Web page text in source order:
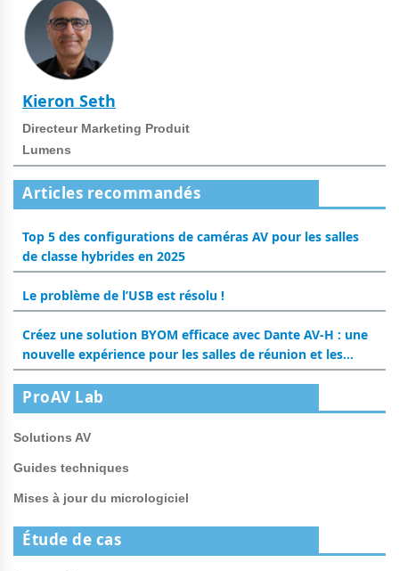
Kieron Seth
Directeur Marketing Produit
Lumens
Articles recommandés
Top 5 des configurations de caméras AV pour les salles
de classe hybrides en 2025
Le problème de l’USB est résolu !
Créez une solution BYOM efficace avec Dante AV-H : une
nouvelle expérience pour les salles de réunion et les
salles de classe
ProAV Lab
Solutions AV
Guides techniques
Mises à jour du micrologiciel
Étude de cas